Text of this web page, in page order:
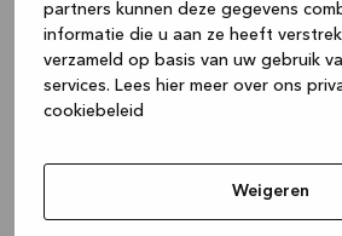
partners kunnen deze gegevens
informatie die u aan ze heeft
verzameld op basis van uw gebruik
services. Lees hier meer over ons
cookiebeleid
Weigeren
(see the
information).